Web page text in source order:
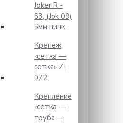
Joker R -
63, (Jok 09)
6мм цинк
Крепеж
«сетка —
сетка» Z-
072
Крепление
«сетка —
труба —